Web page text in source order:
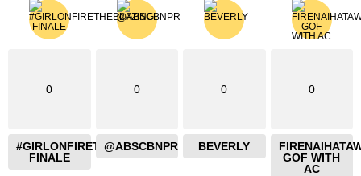
0
#GIRLONFIRETHEBLAZING
FINALE
0
@ABSCBNPR
0
BEVERLY
0
GOF WITH
AC